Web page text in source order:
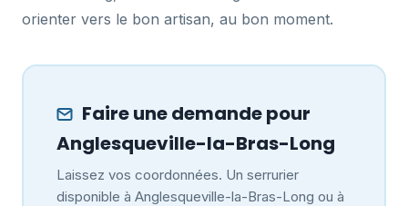
orienter vers le bon artisan, au bon moment.
Faire une demande pour
Anglesqueville-la-Bras-Long
Laissez vos coordonnées. Un serrurier
disponible à Anglesqueville-la-Bras-Long ou à